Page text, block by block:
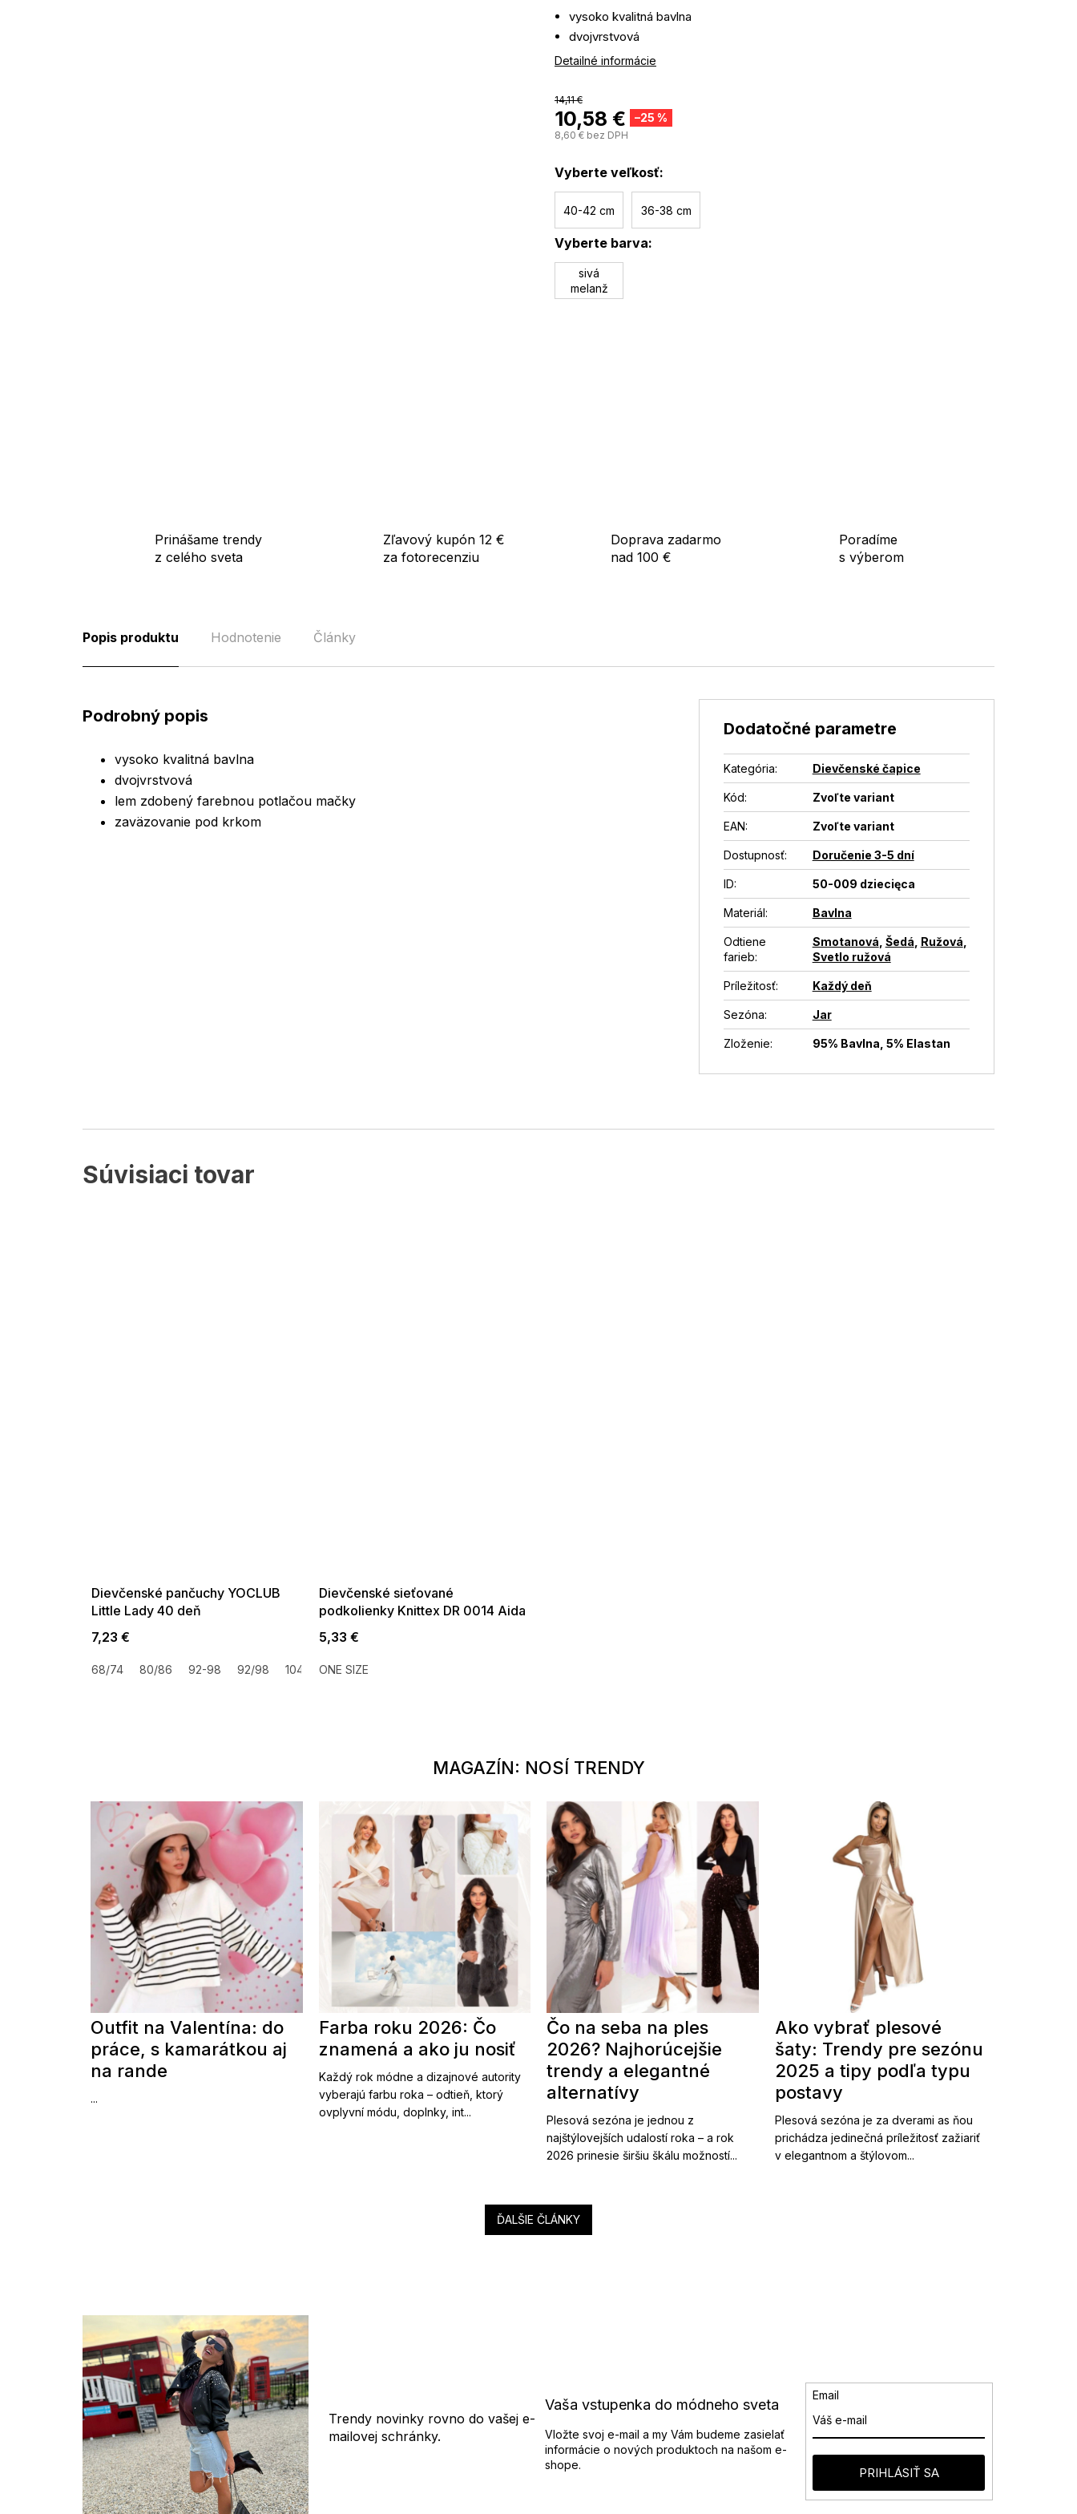
14,11 €
–25 %
10,58 €
8,60 € bez DPH
Vyberte veľkosť:
40-42 cm 36-38 cm
Vyberte barva:
sivá
melanž
vysoko kvalitná bavlna
dvojvrstvová
lem zdobený farebnou potlačou mačky
Detailné informácie
Prinášame trendy
z celého sveta
Zľavový kupón 12 €
za fotorecenziu
Doprava zadarmo
nad 100 €
Poradíme
s výberom
Súvisiaci tovar
Dievčenské pančuchy YOCLUB
Little Lady 40 deň
7,23 €
68/74 80/86 92-98 92/98 104/110 116/122
Dievčenské sieťované
podkolienky Knittex DR 0014 Aida
5,33 €
ONE SIZE
Popis produktu Hodnotenie Články
Podrobný popis
vysoko kvalitná bavlna
dvojvrstvová
lem zdobený farebnou potlačou mačky
zaväzovanie pod krkom
Dodatočné parametre
Kategória: Dievčenské čapice
Kód: Zvoľte variant
EAN: Zvoľte variant
Dostupnosť: Doručenie 3-5 dní
ID: 50-009 dziecięca
Materiál: Bavlna
Odtiene
farieb:
Smotanová Šedá Ružová
Svetlo ružová
Príležitosť: Každý deň
Sezóna: Jar
Zloženie: 95% Bavlna, 5% Elastan
MAGAZÍN: NOSÍ TRENDY
Outfit na Valentína: do
práce, s kamarátkou aj
na rande
...
Farba roku 2026: Čo
znamená a ako ju nosiť
Každý rok módne a dizajnové autority
vyberajú farbu roka – odtieň, ktorý
ovplyvní módu, doplnky, int...
Čo na seba na ples
2026? Najhorúcejšie
trendy a elegantné
alternatívy
Plesová sezóna je jednou z
najštýlovejších udalostí roka – a rok
2026 prinesie širšiu škálu možností...
Ako vybrať plesové
šaty: Trendy pre sezónu
2025 a tipy podľa typu
postavy
Plesová sezóna je za dverami as ňou
prichádza jedinečná príležitosť zažiariť
v elegantnom a štýlovom...
ĎALŠIE ČLÁNKY
Trendy novinky rovno do vašej e-
mailovej schránky.
Vaša vstupenka do módneho sveta
Vložte svoj e-mail a my Vám budeme zasielať
informácie o nových produktoch na našom e-
shope.
Email
PRIHLÁSIŤ SA